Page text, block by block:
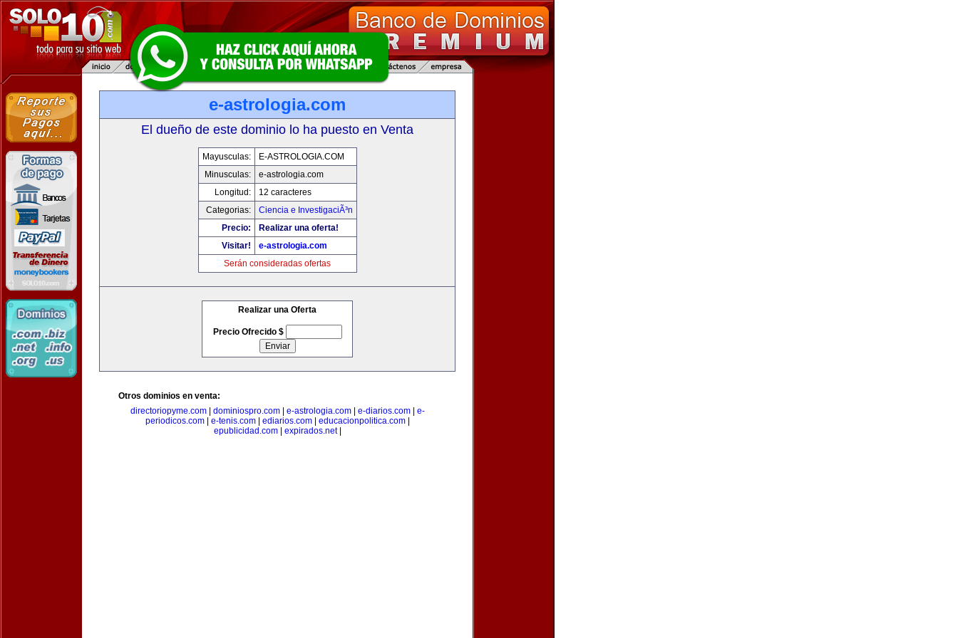
e-astrologia.com
El dueño de este dominio lo ha puesto en Venta
Mayusculas:
E-ASTROLOGIA.COM
Minusculas:
e-astrologia.com
Longitud:
12 caracteres
Categorias:
Ciencia e InvestigaciÃ³n
Precio:
Realizar una oferta!
Visitar!
e-astrologia.com
Serán consideradas ofertas
Realizar una Oferta
Precio Ofrecido $
Otros dominios en venta:
directoriopyme.com| dominiospro.com| e-astrologia.com| e-diarios.com| e-
periodicos.com| e-tenis.com| ediarios.com| educacionpolitica.com|
epublicidad.com| expirados.net|